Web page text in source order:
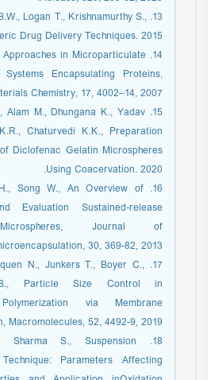
B.W., Logan T., Krishnamurthy S.,
Drug Delivery Techniques. 2015.
Approaches in Microparticulate
Systems Encapsulating Proteins,
Chemistry, 17, 4002–14, 2007.
S., Alam M., Dhungana K., Yadav
Chaturvedi K.K., Preparation
Diclofenac Gelatin Microspheres
Using Coacervation. 2020.
H., Song W., An Overview of
Evaluation Sustained-release
Journal of
30, 369-82, 2013.
N., Junkers T., Boyer C.,
Particle Size Control in
Polymerization via Membrane
Macromolecules, 52, 4492-9, 2019.
V., Sharma S., Suspension
Technique: Parameters Affecting